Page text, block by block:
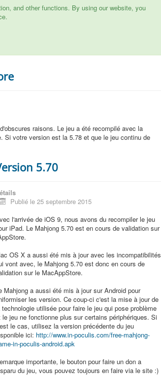
and other functions. By using our website, you
raisons. Le jeu a été recompilé avec la
Si votre version est la 5.78 et que le jeu continu de
5.70
Publié le 25 septembre 2015
l'arrivée de iOS 9, nous avons du recompiler le jeu
iPad. Le Mahjong 5.70 est en cours de validation sur
OS X a aussi été mis à jour avec les incompatibilités
vont avec, le Mahjong 5.70 est donc en cours de
sur le MacAppStore.
Mahjong a aussi été mis à jour sur Android pour
les version. Ce coup-ci c'est la mise à jour de
technologie utilisée pour faire le jeu qui pose problème
le jeu ne fonctionne plus sur certains périphériques. Si
le cas, utilisez la version précédente du jeu
ici: http://www.in-poculis.com/free-mahjong-
in-poculis-android.apk
importante, le bouton pour faire un don a
du jeu, vous pouvez toujours en faire via le site :)